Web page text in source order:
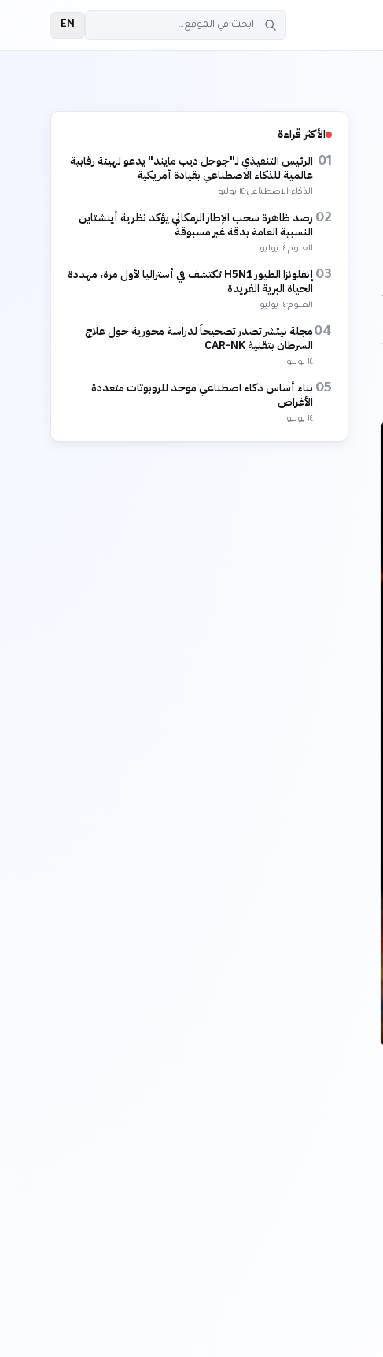
EN
الأكثر قراءة
01 الرئيس التنفيذي لـ"جوجل ديب مايند" يدعو لهيئة رقابية
عالمية للذكاء الاصطناعي بقيادة أمريكية
الذكاء الاصطناعي·١٤ يوليو
02 رصد ظاهرة سحب الإطار الزمكاني يؤكد نظرية أينشتاين
النسبية العامة بدقة غير مسبوقة
العلوم·١٤ يوليو
03
إنفلونزا الطيور H5N1 تكتشف في أستراليا لأول مرة، مهددة
الحياة البرية الفريدة
العلوم·١٤ يوليو
04مجلة نيتشر تصدر تصحيحاً لدراسة محورية حول علاج
السرطان بتقنية CAR-NK
١٤ يوليو
05 بناء أساس ذكاء اصطناعي موحد للروبوتات متعددة
الأغراض
١٤ يوليو